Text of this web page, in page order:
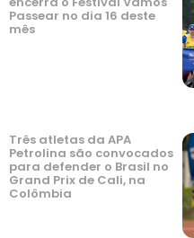
Passear no dia 16 deste
mês
Três atletas da APA
Petrolina são convocados
para defender o Brasil no
Grand Prix de Cali, na
Colômbia